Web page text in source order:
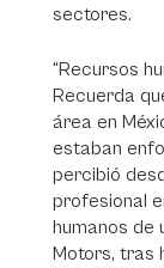
sectores.
“Recursos
Recuerda
área en
estaban
percibió
profesional
humanos de
Motors, tras